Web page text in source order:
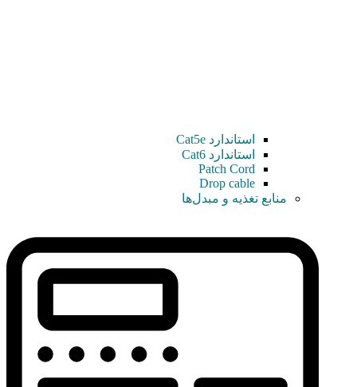
استاندارد Cat5e
استاندارد Cat6
Patch Cord
Drop cable
منابع تغذیه و مبدل‌ها